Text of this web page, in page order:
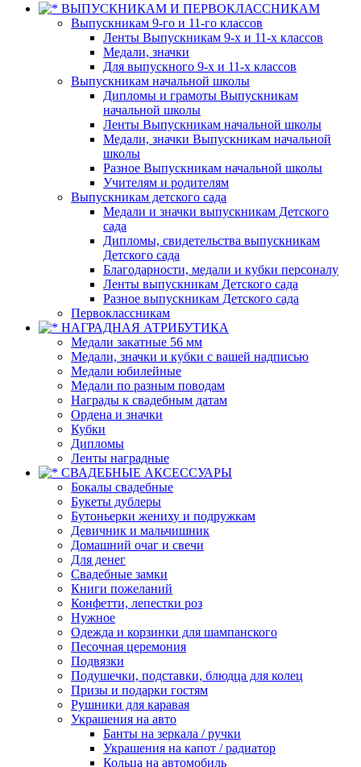
ВЫПУСКНИКАМ И ПЕРВОКЛАССНИКАМ
Выпускникам 9-го и 11-го классов
Ленты Выпускникам 9-х и 11-х классов
Медали, значки
Для выпускного 9-х и 11-х классов
Выпускникам начальной школы
Дипломы и грамоты Выпускникам
начальной школы
Ленты Выпускникам начальной школы
Медали, значки Выпускникам начальной
школы
Разное Выпускникам начальной школы
Учителям и родителям
Выпускникам детского сада
Медали и значки выпускникам Детского
сада
Дипломы, свидетельства выпускникам
Детского сада
Благодарности, медали и кубки персоналу
Ленты выпускникам Детского сада
Разное выпускникам Детского сада
Первоклассникам
НАГРАДНАЯ АТРИБУТИКА
Медали закатные 56 мм
Медали, значки и кубки с вашей надписью
Медали юбилейные
Медали по разным поводам
Награды к свадебным датам
Ордена и значки
Кубки
Дипломы
Ленты наградные
СВАДЕБНЫЕ АКСЕССУАРЫ
Бокалы свадебные
Букеты дублеры
Бутоньерки жениху и подружкам
Девичник и мальчишник
Домашний очаг и свечи
Для денег
Свадебные замки
Книги пожеланий
Конфетти, лепестки роз
Нужное
Одежда и корзинки для шампанского
Песочная церемония
Подвязки
Подушечки, подставки, блюдца для колец
Призы и подарки гостям
Рушники для каравая
Украшения на авто
Банты на зеркала / ручки
Украшения на капот / радиатор
Кольца на автомобиль